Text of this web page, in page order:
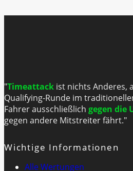
"Timeattack ist nichts Anderes,
Qualifying-Runde im
Fahrer ausschließlich gegen die
gegen andere Mitstreiter fährt."
Wichtige Informationen
Alle Wertungen